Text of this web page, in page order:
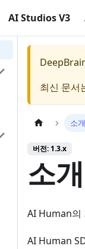
AI Studios V3
최신 문서
소개
버전: 1.3.x
소개
AI Human의
AI Human